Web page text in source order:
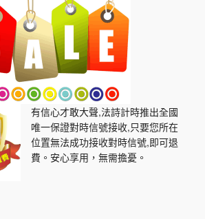
有信心才敢大聲,法詩計時推出全國
唯一保證對時信號接收,只要您所在
位置無法成功接收對時信號,即可退
費。安心享用，無需擔憂。